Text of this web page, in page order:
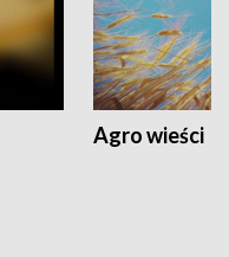
Agro wieści